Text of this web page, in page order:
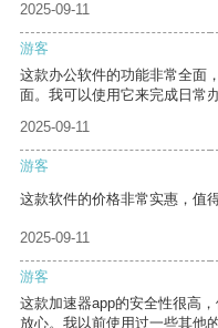
2025-09-11
游客
这款办公软件的功能非常全面
面。我可以使用它来完成日常
2025-09-11
游客
这款软件的价格非常实惠，值得
2025-09-11
游客
这款加速器app的安全性很高
放心。我以前使用过一些其他